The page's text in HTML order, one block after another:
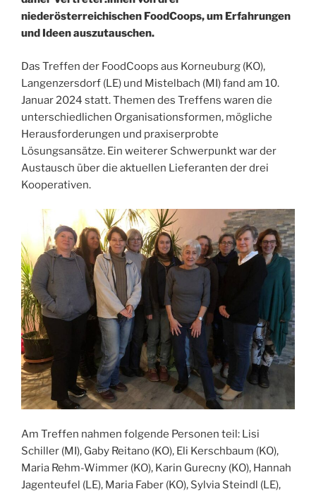
niederösterreichischen FoodCoops, um Erfahrungen
und Ideen auszutauschen.
Das Treffen der FoodCoops aus Korneuburg (KO),
Langenzersdorf (LE) und Mistelbach (MI) fand am 10.
Januar 2024 statt. Themen des Treffens waren die
unterschiedlichen Organisationsformen, mögliche
Herausforderungen und praxiserprobte
Lösungsansätze. Ein weiterer Schwerpunkt war der
Austausch über die aktuellen Lieferanten der drei
Kooperativen.
Am Treffen nahmen folgende Personen teil: Lisi
Schiller (MI), Gaby Reitano (KO), Eli Kerschbaum (KO),
Maria Rehm-Wimmer (KO), Karin Gurecny (KO), Hannah
Jagenteufel (LE), Maria Faber (KO), Sylvia Steindl (LE),